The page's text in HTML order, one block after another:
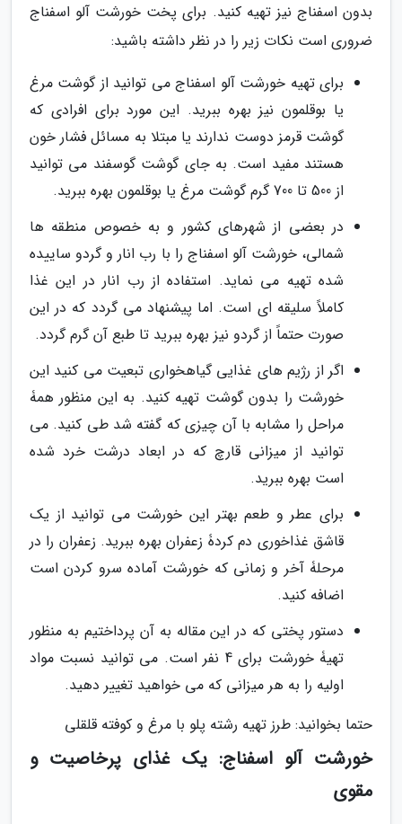
بدون اسفناج نیز تهیه کنید. برای پخت خورشت آلو اسفناج
ضروری است نکات زیر را در نظر داشته باشید:
برای تهیه خورشت آلو اسفناج می توانید از گوشت مرغ
یا بوقلمون نیز بهره ببرید. این مورد برای افرادی که
گوشت قرمز دوست ندارند یا مبتلا به مسائل فشار خون
هستند مفید است. به جای گوشت گوسفند می توانید
از 500 تا 700 گرم گوشت مرغ یا بوقلمون بهره ببرید.
در بعضی از شهرهای کشور و به خصوص منطقه ها
شمالی، خورشت آلو اسفناج را با رب انار و گردو ساییده
شده تهیه می نماید. استفاده از رب انار در این غذا
کاملاً سلیقه ای است. اما پیشنهاد می گردد که در این
صورت حتماً از گردو نیز بهره ببرید تا طبع آن گرم گردد.
اگر از رژیم های غذایی گیاهخواری تبعیت می کنید این
خورشت را بدون گوشت تهیه کنید. به این منظور همۀ
مراحل را مشابه با آن چیزی که گفته شد طی کنید. می
توانید از میزانی قارچ که در ابعاد درشت خرد شده
است بهره ببرید.
برای عطر و طعم بهتر این خورشت می توانید از یک
قاشق غذاخوری دم کردۀ زعفران بهره ببرید. زعفران را در
مرحلۀ آخر و زمانی که خورشت آماده سرو کردن است
اضافه کنید.
دستور پختی که در این مقاله به آن پرداختیم به منظور
تهیۀ خورشت برای 4 نفر است. می توانید نسبت مواد
اولیه را به هر میزانی که می خواهید تغییر دهید.
حتما بخوانید: طرز تهیه رشته پلو با مرغ و کوفته قلقلی
خورشت آلو اسفناج: یک غذای پرخاصیت و
مقوی